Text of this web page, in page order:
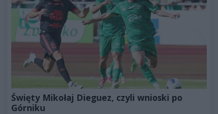
Święty Mikołaj Dieguez, czyli wnioski po
Górniku